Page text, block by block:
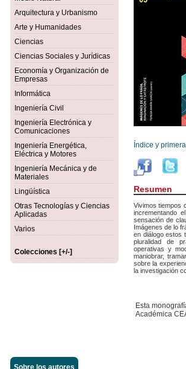
Arquitectura y Urbanismo
Arte y Humanidades
Ciencias
Ciencias Sociales y Jurídicas
Economía y Organización de
Empresas
Informática
Ingeniería Civil
Ingeniería Electrónica y
Comunicaciones
Ingeniería Energética,
Eléctrica y Motores
Ingeniería Mecánica y de
Materiales
Lingüística
Otras Tecnologías y Ciencias
Aplicadas
Varios
Colecciones [+/-]
Índice y
Resumen
Vivimos tiempos
incrementando
sensación de
Imágenes de lo
en diálogo estos
pluralidad de
operativas y
maniobrar,
sobre la
la investigación
Esta
Académica